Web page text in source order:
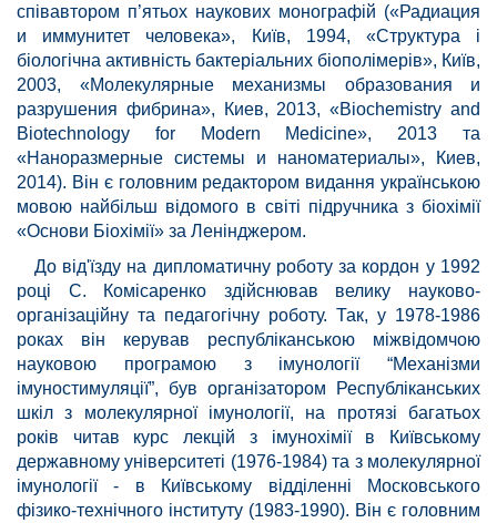
співавтором п’ятьох наукових монографій («Радиация
и иммунитет человека», Київ, 1994, «Структура і
біологічна активність бактеріальних біополімерів», Київ,
2003, «Молекулярные механизмы образования и
разрушения фибрина», Киев, 2013, «Biochemistry and
Biotechnology for Modern Medicine», 2013 та
«Наноразмерные системы и наноматериалы», Киев,
2014). Він є головним редактором видання українською
мовою найбільш відомого в світі підручника з біохімії
«Основи Біохімії» за Ленінджером.
До від'їзду на дипломатичну роботу за кордон у 1992
році С. Комісаренко здійснював велику науково-
організаційну та педагогічну роботу. Так, у 1978-1986
роках він керував республіканською міжвідомчою
науковою програмою з імунології “Механізми
імуностимуляції”, був організатором Республіканських
шкіл з молекулярної імунології, на протязі багатьох
років читав курс лекцій з імунохімії в Київському
державному університеті (1976-1984) та з молекулярної
імунології - в Київському відділенні Московського
фізико-технічного інституту (1983-1990). Він є головним